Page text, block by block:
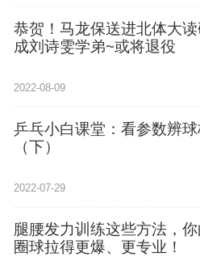
恭贺！马龙保送进北体大读
成刘诗雯学弟~或将退役
2022-08-09
乒乓小白课堂：看参数辨球
（下）
2022-07-29
腿腰发力训练这些方法，你
圈球拉得更爆、更专业！